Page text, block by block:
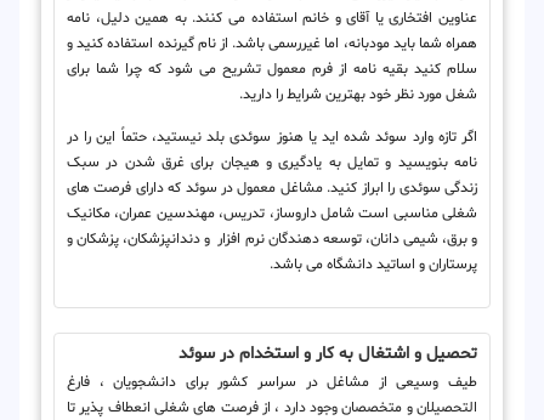
عناوین افتخاری یا آقای و خانم استفاده می کنند. به همین دلیل، نامه
همراه شما باید مودبانه، اما غیررسمی باشد. از نام گیرنده استفاده کنید و
سلام کنید بقیه نامه از فرم معمول تشریح می شود که چرا شما برای
شغل مورد نظر خود بهترین شرایط را دارید.
اگر تازه وارد سوئد شده اید یا هنوز سوئدی بلد نیستید، حتماً این را در
نامه بنویسید و تمایل به یادگیری و هیجان برای غرق شدن در سبک
زندگی سوئدی را ابراز کنید. مشاغل معمول در سوئد که دارای فرصت های
شغلی مناسبی است شامل داروساز، تدریس، مهندسین عمران، مکانیک
و برق، شیمی دانان، توسعه دهندگان نرم افزار و دندانپزشکان، پزشکان و
پرستاران و اساتید دانشگاه می باشد.
تحصیل و اشتغال به کار و استخدام در سوئد
طیف وسیعی از مشاغل در سراسر کشور برای دانشجویان ، فارغ
التحصیلان و متخصصان وجود دارد ، از فرصت های شغلی انعطاف پذیر تا